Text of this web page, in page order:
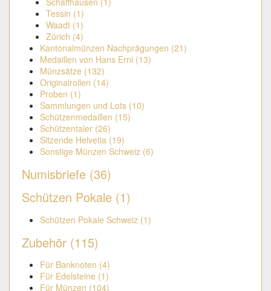
Tessin (1)
Waadt (1)
Zürich (4)
Kantonalmünzen Nachprägungen (21)
Medaillen von Hans Erni (13)
Münzsätze (132)
Originalrollen (14)
Proben (1)
Sammlungen und Lots (10)
Schützenmedaillen (15)
Schützentaler (26)
Sitzende Helvetia (19)
Sonstige Münzen Schweiz (6)
Numisbriefe (36)
Schützen Pokale (1)
Schützen Pokale Schweiz (1)
Zubehör (115)
Für Banknoten (4)
Für Edelsteine (1)
Für Münzen (104)